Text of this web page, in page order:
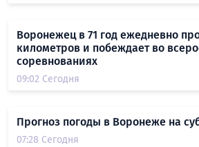
Воронежец в 71 год ежедневно
километров и побеждает во
соревнованиях
09:02 Сегодня
Прогноз погоды в Воронеже на
07:28 Сегодня